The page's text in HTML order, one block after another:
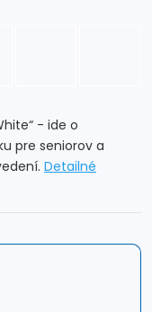
- ide o
pre seniorov a
Detailné